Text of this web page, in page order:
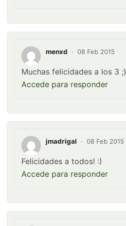
menxd · 08 Feb 2015
Muchas felicidades a los 3 ;)
Accede para responder
jmadrigal · 08 Feb 2015
Felicidades a todos! :)
Accede para responder